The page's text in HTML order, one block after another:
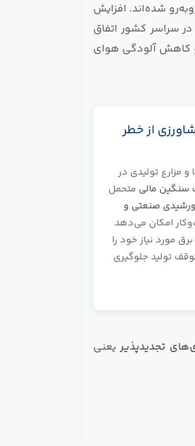
شده‌اند. افزایش
سراسر کشور اتفاق
و کاهش آلودگی هوای
از خطر
و مزارع تولیدی در
سنگین مالی متحمل
صنعتی و
امکان می‌دهد
مورد نیاز خود را
تولید جلوگیری
تجدیدپذیریعنی